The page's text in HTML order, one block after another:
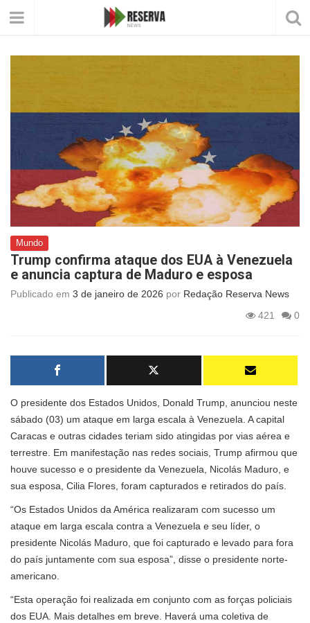
Mundo
Trump confirma ataque dos EUA à Venezuela
e anuncia captura de Maduro e esposa
Publicado em 3 de janeiro de 2026 por Redação Reserva News
421
0
O presidente dos Estados Unidos, Donald Trump, anunciou neste
sábado (03) um ataque em larga escala à Venezuela. A capital
Caracas e outras cidades teriam sido atingidas por vias aérea e
terrestre. Em manifestação nas redes sociais, Trump afirmou que
houve sucesso e o presidente da Venezuela, Nicolás Maduro, e
sua esposa, Cilia Flores, foram capturados e retirados do país.
“Os Estados Unidos da América realizaram com sucesso um
ataque em larga escala contra a Venezuela e seu líder, o
presidente Nicolás Maduro, que foi capturado e levado para fora
do país juntamente com sua esposa”, disse o presidente norte-
americano.
“Esta operação foi realizada em conjunto com as forças policiais
dos EUA. Mais detalhes em breve. Haverá uma coletiva de